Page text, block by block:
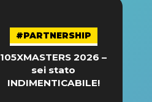
#PARTNERSHIP
105XMASTERS 2026 –
sei stato
INDIMENTICABILE!